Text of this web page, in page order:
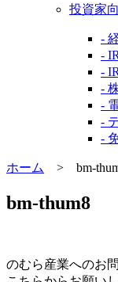
投資家
-
-
-
-
-
-
-
ホーム > bm-
bm-thum8
のむら産業へのお